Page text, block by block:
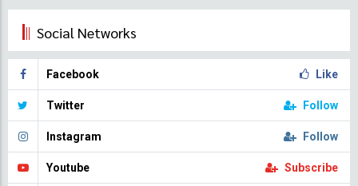
Social Networks
Facebook Like
Twitter Follow
Instagram Follow
Youtube Subscribe